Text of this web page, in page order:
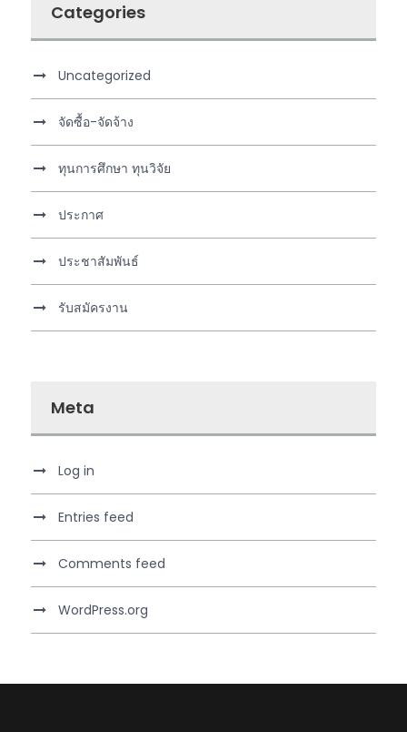
Categories
Uncategorized
จัดซื้อ-จัดจ้าง
ทุนการศึกษา ทุนวิจัย
ประกาศ
ประชาสัมพันธ์
รับสมัครงาน
Meta
Log in
Entries feed
Comments feed
WordPress.org